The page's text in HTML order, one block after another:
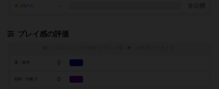
- 非公開
プレイ感の評価
※
0
戦略・判断力 0